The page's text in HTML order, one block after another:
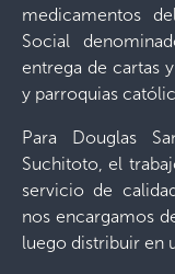
medicamentos
Social
entrega de cartas
y parroquias
Para Douglas
Suchitoto, el
servicio de
nos encargamos
luego distribuir en